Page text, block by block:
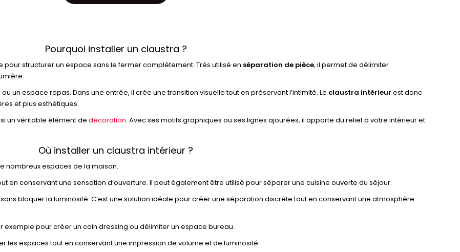
Pourquoi installer un claustra ?
structurer un espace sans le fermer complètement. Très utilisé en séparation de pièce, il permet de délimiter
un espace repas. Dans une entrée, il crée une transition visuelle tout en préservant l’intimité. Le claustra intérieur est donc
et plus esthétiques.
un véritable élément dedécoration. Avec ses motifs graphiques ou ses lignes ajourées, il apporte du relief à votre intérieur et
Où installer un claustra intérieur ?
nombreux espaces de la maison.
en conservant une sensation d’ouverture. Il peut également être utilisé pour séparer une cuisine ouverte du séjour.
bloquer la luminosité. C’est une solution idéale pour créer une séparation discrète tout en conservant une atmosphère
exemple pour créer un coin dressing ou délimiter un espace bureau.
les espaces tout en conservant une impression de volume et de luminosité.